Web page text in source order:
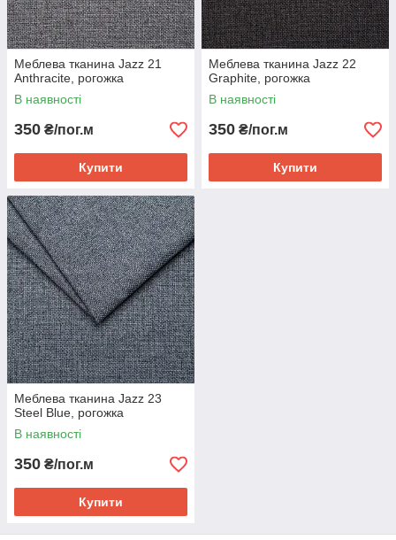
Меблева тканина Jazz 21
Anthracite, рогожка
В наявності
350 ₴/пог.м
Купити
Меблева тканина Jazz 22
Graphite, рогожка
В наявності
350 ₴/пог.м
Купити
Меблева тканина Jazz 23
Steel Blue, рогожка
В наявності
350 ₴/пог.м
Купити